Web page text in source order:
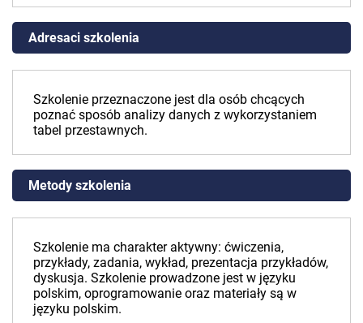
Adresaci szkolenia
Szkolenie przeznaczone jest dla osób chcących
poznać sposób analizy danych z wykorzystaniem
tabel przestawnych.
Metody szkolenia
Szkolenie ma charakter aktywny: ćwiczenia,
przykłady, zadania, wykład, prezentacja przykładów,
dyskusja. Szkolenie prowadzone jest w języku
polskim, oprogramowanie oraz materiały są w
języku polskim.